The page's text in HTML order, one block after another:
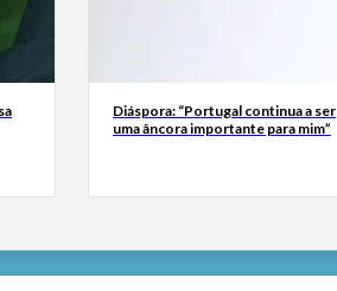
Diáspora: “Portugal continua a ser
uma âncora importante para mim”